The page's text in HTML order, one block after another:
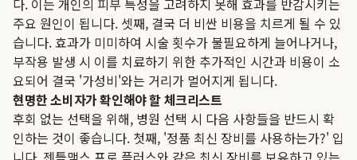
다. 이는 개인의 피부 특성을 고려하지 못해 효과를 반감시키는
주요 원인이 됩니다. 셋째, 결국 더 비싼 비용을 치르게 될 수 있
습니다. 효과가 미미하여 시술 횟수가 불필요하게 늘어나거나,
부작용 발생 시 이를 치료하기 위한 추가적인 시간과 비용이 소
요되어 결국 '가성비'와는 거리가 멀어지게 됩니다.
현명한 소비자가 확인해야 할 체크리스트
후회 없는 선택을 위해, 병원 선택 시 다음 사항들을 반드시 확
인하는 것이 좋습니다. 첫째, '정품 최신 장비를 사용하는가?' 입